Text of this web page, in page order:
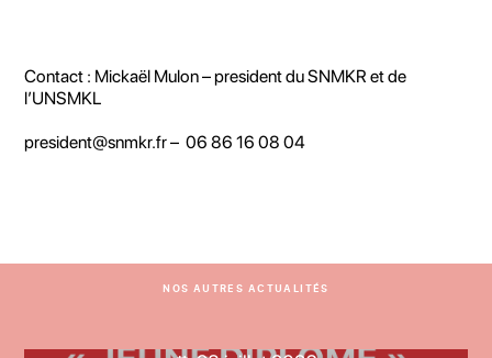
Contact : Mickaël Mulon – president du SNMKR et de
l’UNSMKL
president@snmkr.fr – 06 86 16 08 04
NOS AUTRES ACTUALITÉS